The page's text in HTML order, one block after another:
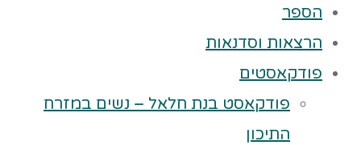
הספר
הרצאות וסדנאות
פודקאסטים
פודקאסט בנת חלאל – נשים במזרח
התיכון